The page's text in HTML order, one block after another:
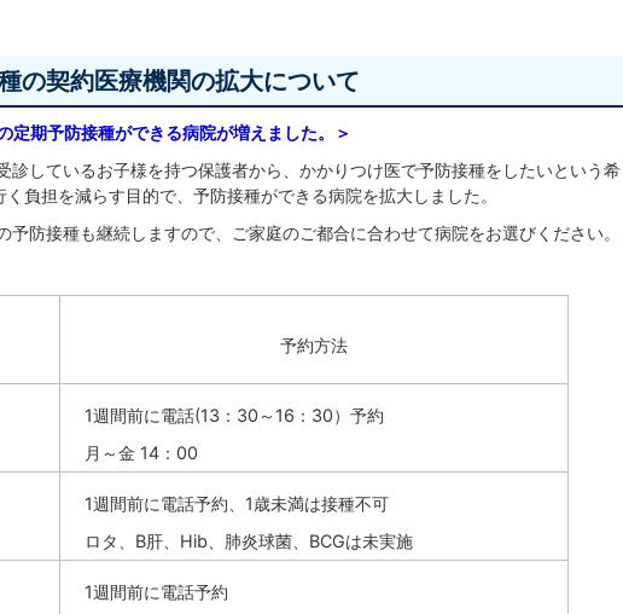
の契約医療機関の拡大について
定期予防接種ができる病院が増えました。＞
診しているお子様を持つ保護者から、かかりつけ医で予防接種をしたいという希
負担を減らす目的で、予防接種ができる病院を拡大しました。
予防接種も継続しますので、ご家庭のご都合に合わせて病院をお選びください。
予約方法
1週間前に電話(13：30～16：30）予約
月～金 14：00
1週間前に電話予約、1歳未満は接種不可
ロタ、B肝、Hib、肺炎球菌、BCGは未実施
1週間前に電話予約